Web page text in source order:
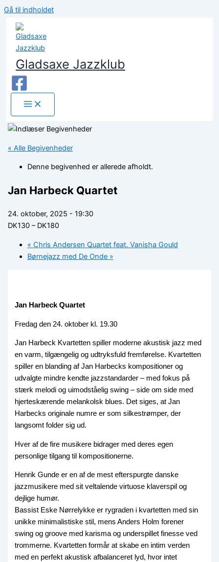
Gå til indholdet
Gladsaxe Jazzklub
« Alle Begivenheder
Denne begivenhed er allerede afholdt.
Jan Harbeck Quartet
24. oktober, 2025 - 19:30
DK130 – DK180
« Chris Andersen Quartet feat. Vanisha Gould
Børnejazz med De Onde »
Jan Harbeck Quartet
Fredag den 24. oktober kl. 19.30
Jan Harbeck Kvartetten spiller moderne akustisk jazz med
en varm, tilgængelig og udtryksfuld fremførelse. Kvartetten
spiller en blanding af Jan Harbecks kompositioner og
udvalgte mindre kendte jazzstandarder – med fokus på
stærk melodi og uimodståelig swing – side om side med
hjerteskærende melankolsk blues. Det siges, at Jan
Harbecks originale numre er som silkestrømper, der
langsomt folder sig ud.
Hver af de fire musikere bidrager med deres egen
personlige tilgang til kompositionerne.
Henrik Gunde er en af de mest efterspurgte danske
jazzmusikere med sit veltalende virtuose klaverspil og
dejlige humør.
Bassist Eske Nørrelykke er rygraden i kvartetten med sin
unikke minimalistiske stil, mens Anders Holm forener
swing og groove med karisma og underspillet finesse ved
trommerne. Kvartetten formår at skabe en intim verden
med en perfekt akustisk afbalanceret lyd, hvor intet